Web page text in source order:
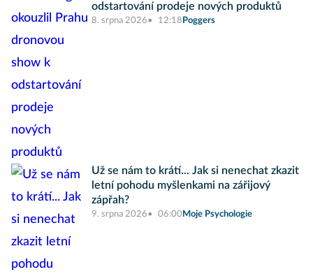
odstartování prodeje nových produktů
8. srpna 2026 12:18 Poggers
Už se nám to krátí... Jak si nenechat zkazit
letní pohodu myšlenkami na zářijový
zápřah?
9. srpna 2026 06:00 Moje Psychologie